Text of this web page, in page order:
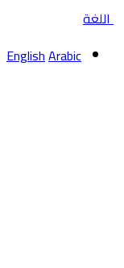
اللغة
EnglishArabic